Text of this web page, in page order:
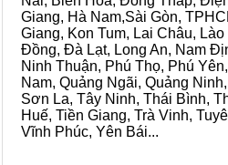
Giang, Hà Nam,Sài Gòn,
Giang, Kon Tum, Lai Châu,
Đồng, Đà Lạt, Long An, Nam
Ninh Thuận, Phú Thọ, Phú
Nam, Quảng Ngãi, Quảng
Sơn La, Tây Ninh, Thái Bình,
Huế, Tiền Giang, Trà Vinh,
Vĩnh Phúc, Yên Bái...